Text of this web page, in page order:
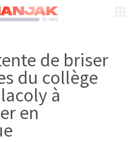
de briser
du collège
à
en